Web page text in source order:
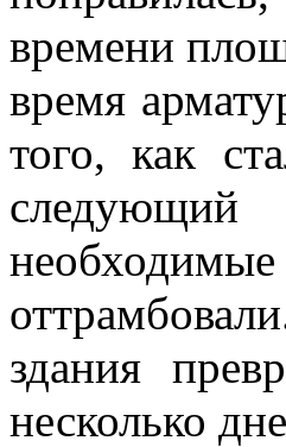
времени
время
того, как
здания
несколько